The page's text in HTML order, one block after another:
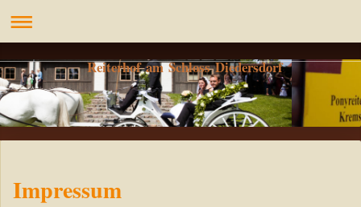
Reiterhof am Schloss Diedersdorf
Impressum